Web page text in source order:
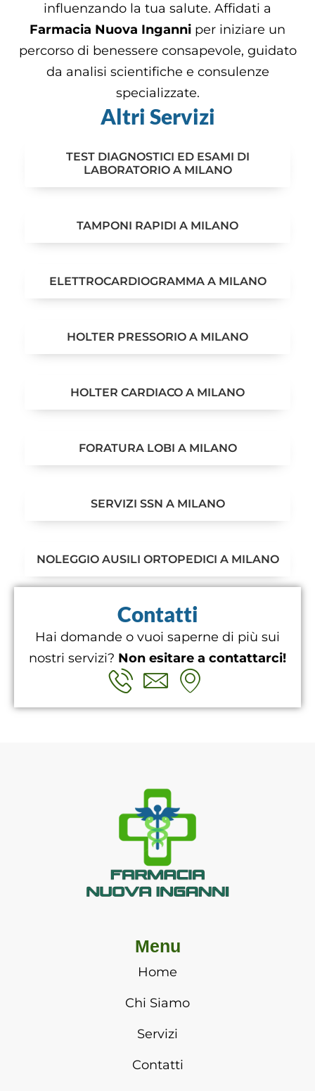
Altri Servizi
TEST DIAGNOSTICI ED ESAMI DI
LABORATORIO A MILANO
TAMPONI RAPIDI A MILANO
ELETTROCARDIOGRAMMA A MILANO
HOLTER PRESSORIO A MILANO
HOLTER CARDIACO A MILANO
FORATURA LOBI A MILANO
SERVIZI SSN A MILANO
NOLEGGIO AUSILI ORTOPEDICI A MILANO
Contatti
Hai domande o vuoi saperne di più sui
nostri servizi? Non esitare a contattarci!
influenzando la tua salute. Affidati a
Farmacia Nuova Inganni per iniziare un
percorso di benessere consapevole, guidato
da analisi scientifiche e consulenze
specializzate.
Menu
Home
Chi Siamo
Servizi
Contatti